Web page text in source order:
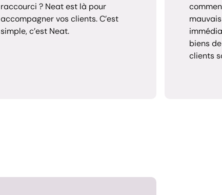
raccourci ? Neat est là pour
accompagner vos clients. C’est
simple, c’est Neat.
biens
clients